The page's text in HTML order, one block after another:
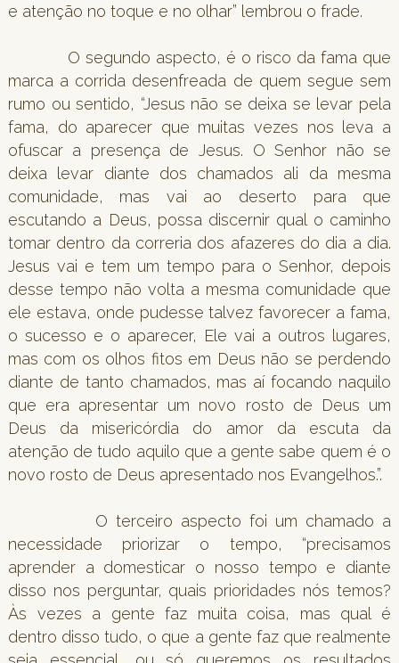
e atenção no toque e no olhar” lembrou o frade.
O segundo aspecto, é o risco da fama que
marca a corrida desenfreada de quem segue sem
rumo ou sentido, “Jesus não se deixa se levar pela
fama, do aparecer que muitas vezes nos leva a
ofuscar a presença de Jesus. O Senhor não se
deixa levar diante dos chamados ali da mesma
comunidade, mas vai ao deserto para que
escutando a Deus, possa discernir qual o caminho
tomar dentro da correria dos afazeres do dia a dia.
Jesus vai e tem um tempo para o Senhor, depois
desse tempo não volta a mesma comunidade que
ele estava, onde pudesse talvez favorecer a fama,
o sucesso e o aparecer, Ele vai a outros lugares,
mas com os olhos fitos em Deus não se perdendo
diante de tanto chamados, mas aí focando naquilo
que era apresentar um novo rosto de Deus um
Deus da misericórdia do amor da escuta da
atenção de tudo aquilo que a gente sabe quem é o
novo rosto de Deus apresentado nos Evangelhos.”.
O terceiro aspecto foi um chamado a
necessidade priorizar o tempo, “precisamos
aprender a domesticar o nosso tempo e diante
disso nos perguntar, quais prioridades nós temos?
Às vezes a gente faz muita coisa, mas qual é
dentro disso tudo, o que a gente faz que realmente